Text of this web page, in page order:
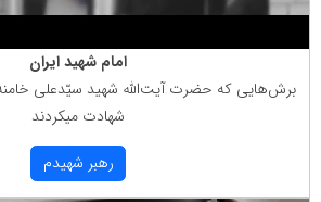
امام شهید ایران
برش‌هایی كه حضرت آیت‌الله شهید سیّدعلی
شهادت میكردند
رهبر شهیدم